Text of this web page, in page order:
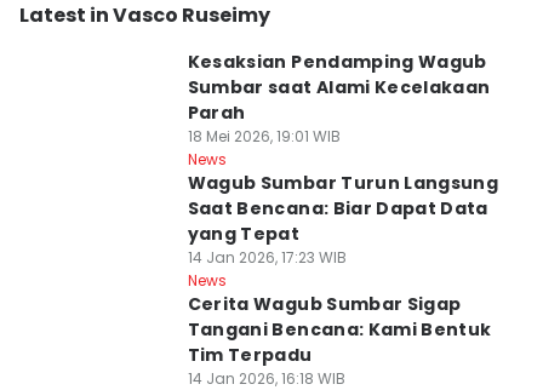
Latest in Vasco Ruseimy
Kesaksian Pendamping Wagub
Sumbar saat Alami Kecelakaan
Parah
18 Mei 2026, 19:01 WIB
News
Wagub Sumbar Turun Langsung
Saat Bencana: Biar Dapat Data
yang Tepat
14 Jan 2026, 17:23 WIB
News
Cerita Wagub Sumbar Sigap
Tangani Bencana: Kami Bentuk
Tim Terpadu
14 Jan 2026, 16:18 WIB